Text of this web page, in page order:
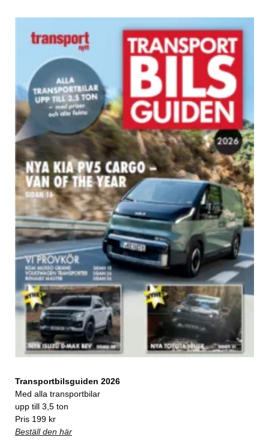
Transportbilsguiden 2026
Med alla transportbilar
upp till 3,5 ton
Pris 199 kr
Beställ den här